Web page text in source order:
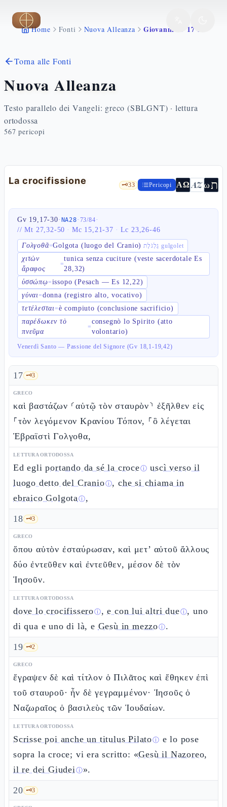
Vai al contenuto principale
Home Fonti Nuova Alleanza Giovanni 19 17 30
Torna alle Fonti
Nuova Alleanza
Testo parallelo dei Vangeli: greco (SBLGNT) · lettura
ortodossa
567 pericopi
La crocifissione 🗝️33 Pericopi ΑΩ AZωת
Gv 19,17-30· NA28· 73/84·
//Mt 27,32-50 · Mc 15,21-37 · Lc 23,26-46
Γολγοθᾶ=Golgota (luogo del Cranio) גֻּלְגֹּלֶת gulgolet
χιτὼν
ἄραφος
=
tunica senza cuciture (veste sacerdotale Es
28,32)
ὑσσώπῳ=issopo (Pesach — Es 12,22)
γύναι=donna (registro alto, vocativo)
τετέλεσται=è compiuto (conclusione sacrificio)
παρέδωκεν τὸ
πνεῦμα
=
consegnò lo Spirito (atto
volontario)
Venerdì Santo — Passione del Signore (Gv 18,1-19,42)
17 🗝️3
GRECO
καὶ βαστάζων ⸂αὑτῷ τὸν σταυρὸν⸃ ἐξῆλθεν εἰς
⸀τὸν λεγόμενον Κρανίου Τόπον, ⸀ὃ λέγεται
Ἑβραϊστὶ Γολγοθα,
LETTURA ORTODOSSA
Ed egliportando da sé la croceⓘ uscì verso il
luogo detto del Cranioⓘ,che si chiama in
ebraico Golgotaⓘ,
18 🗝️3
GRECO
ὅπου αὐτὸν ἐσταύρωσαν, καὶ μετ’ αὐτοῦ ἄλλους
δύο ἐντεῦθεν καὶ ἐντεῦθεν, μέσον δὲ τὸν
Ἰησοῦν.
LETTURA ORTODOSSA
dove lo crocifisseroⓘ,e con lui altri dueⓘ, uno
di qua e uno di là, e Gesù in mezzoⓘ.
19 🗝️2
GRECO
ἔγραψεν δὲ καὶ τίτλον ὁ Πιλᾶτος καὶ ἔθηκεν ἐπὶ
τοῦ σταυροῦ· ἦν δὲ γεγραμμένον· Ἰησοῦς ὁ
Ναζωραῖος ὁ βασιλεὺς τῶν Ἰουδαίων.
LETTURA ORTODOSSA
Scrisse poi anche un titulus Pilatoⓘ e lo pose
sopra la croce; vi era scritto: «Gesù il Nazoreo,
il re dei Giudeiⓘ».
20 🗝️3